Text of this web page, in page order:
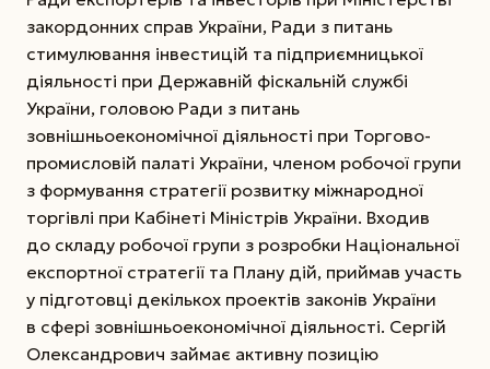
закордонних справ України, Ради з питань
стимулювання інвестицій та підприємницької
діяльності при Державній фіскальній службі
України, головою Ради з питань
зовнішньоекономічної діяльності при Торгово-
промисловій палаті України, членом робочої групи
з формування стратегії розвитку міжнародної
торгівлі при Кабінеті Мініст­рів України. Входив
до складу робочої групи з розробки Національної
експортної стратегії та Плану дій, приймав участь
у підготовці декількох проектів законів України
в сфері зовнішньо­економічної діяльності. Сергій
Олександрович займає активну позицію